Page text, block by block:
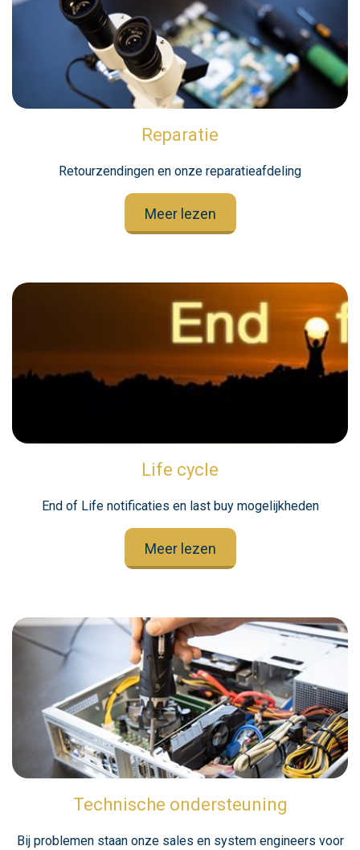
Reparatie
Retourzendingen en onze reparatieafdeling
Meer lezen
Life cycle
End of Life notificaties en last buy mogelijkheden
Meer lezen
Technische ondersteuning
Bij problemen staan onze sales en system engineers voor